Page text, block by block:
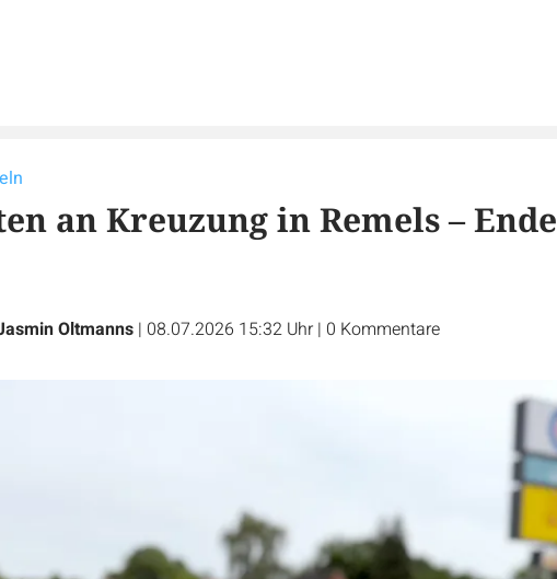
an Kreuzung in Remels –
Oltmanns | 08.07.2026 15:32 Uhr | 0 Kommentare